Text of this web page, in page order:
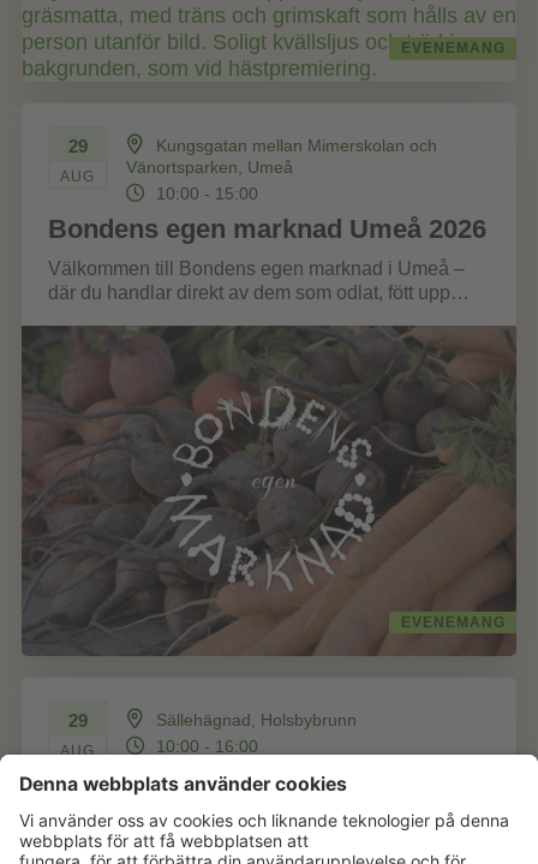
EVENEMANG
29
AUG
Kungsgatan mellan Mimerskolan och
Vänortsparken, Umeå
10:00 - 15:00
EVENEMANG
Bondens egen marknad Umeå 2026
Välkommen till Bondens egen marknad i Umeå –
där du handlar direkt av dem som odlat, fött upp
29
AUG
Sällehägnad, Holsbybrunn
10:00 - 16:00
Landsbygdens Sommarmöte
Upplevelser för alla Välkommen till en dag med